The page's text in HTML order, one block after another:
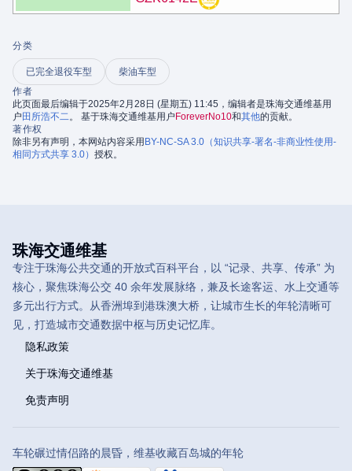
分类
已完全退役车型
柴油车型
作者
此页面最后编辑于2025年2月28日 (星期五) 11:45，编辑者是珠海交通维基用
户田所浩不二 。 基于珠海交通维基用户ForeverNo10和其他的贡献。
著作权
除非另有声明，本网站内容采用BY-NC-SA 3.0（知识共享-署名-非商业性使用-
相同方式共享 3.0） 授权。
珠海交通维基
专注于珠海公共交通的开放式百科平台，以 “记录、共享、传承” 为
核心，聚焦珠海公交 40 余年发展脉络，兼及长途客运、水上交通等
多元出行方式。从香洲埠到港珠澳大桥，让城市生长的年轮清晰可
见，打造城市交通数据中枢与历史记忆库。
隐私政策
关于珠海交通维基
免责声明
车轮碾过情侣路的晨昏，维基收藏百岛城的年轮